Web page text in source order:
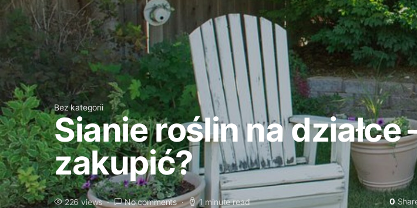
Bez kategorii
Sianie roślin na działce
zakupić?
226 views No comments 1 minute read 0